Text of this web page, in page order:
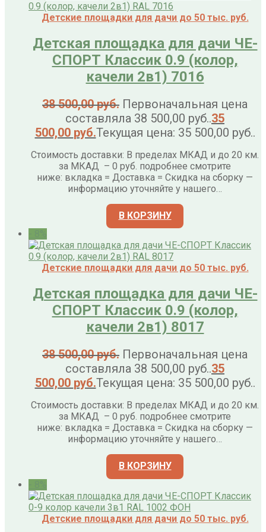
Детские площадки для дачи до 50 тыс. руб.
Детская площадка для дачи ЧЕ-
СПОРТ Классик 0.9 (колор,
качели 2в1) 7016
38 500,00руб. Первоначальная цена
составляла 38 500,00 руб..35
500,00 руб.Текущая цена: 35 500,00 руб..
Стоимость доставки: В пределах МКАД и до 20 км.
за МКАД – 0 руб. подробнее смотрите
ниже: вкладка = Доставка = Скидка на сборку —
информацию уточняйте у нашего…
В КОРЗИНУ
Детские площадки для дачи до 50 тыс. руб.
Детская площадка для дачи ЧЕ-
СПОРТ Классик 0.9 (колор,
качели 2в1) 8017
38 500,00руб. Первоначальная цена
составляла 38 500,00 руб..35
500,00 руб.Текущая цена: 35 500,00 руб..
Стоимость доставки: В пределах МКАД и до 20 км.
за МКАД – 0 руб. подробнее смотрите
ниже: вкладка = Доставка = Скидка на сборку —
информацию уточняйте у нашего…
В КОРЗИНУ
Детские площадки для дачи до 50 тыс. руб.